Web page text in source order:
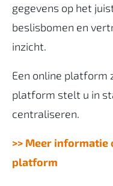
gegevens op het
beslisbomen en
inzicht.
Een online platform
platform stelt u in
centraliseren.
>> Meer informatie
platform